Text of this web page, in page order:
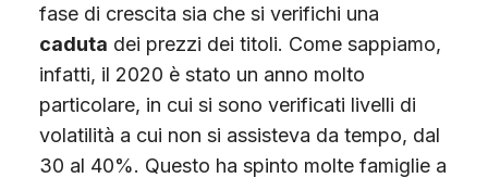
fase di crescita sia che si verifichi una
caduta dei prezzi dei titoli. Come sappiamo,
infatti, il 2020 è stato un anno molto
particolare, in cui si sono verificati livelli di
volatilità a cui non si assisteva da tempo, dal
30 al 40%. Questo ha spinto molte famiglie a